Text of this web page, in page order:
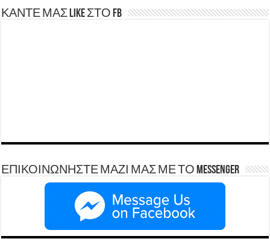
ΚΑΝΤΕ ΜΑΣ LIKE ΣΤΟ FB
ΕΠΙΚΟΙΝΩΝΗΣΤΕ ΜΑΖΙ ΜΑΣ ΜΕ ΤΟ Messenger